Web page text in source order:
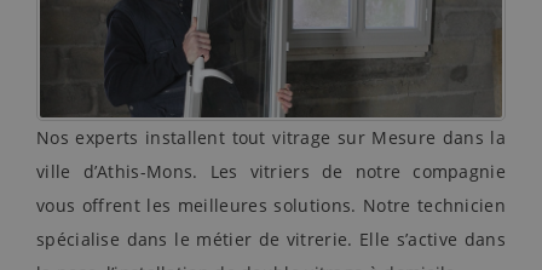
Nos experts installent tout vitrage sur Mesure dans la
ville d’Athis-Mons. Les vitriers de notre compagnie
vous offrent les meilleures solutions. Notre technicien
spécialise dans le métier de vitrerie. Elle s’active dans